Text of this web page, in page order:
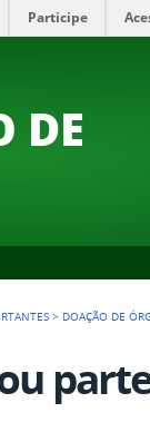
Participe
DE
> DOAÇÃO DE